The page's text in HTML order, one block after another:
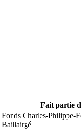
Fait partie
Fonds Charles-Philippe-
Baillairgé